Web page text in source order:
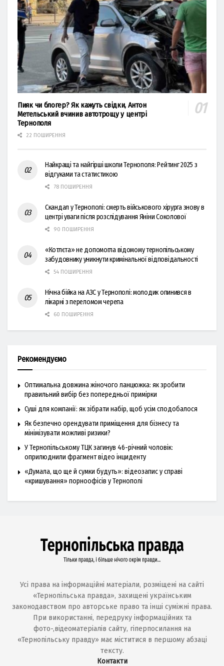
Пияк чи блогер? Як кажуть свідки, Антон
Метельський вчинив автотрощу у центрі
Тернополя
22 ПОШИРЕННЯ
Найкращі та найгірші школи Тернополя: Рейтинг 2025 з
відгуками та статистикою
78 ПОШИРЕННЯ
Скандал у Тернополі: смерть військового хірурга знову в
центрі уваги після розслідування Яніни Соколової
90 ПОШИРЕННЯ
«Котлєта» не допомогла відомому тернопільському
забудовнику уникнути кримінальної відповідальності
54 ПОШИРЕННЯ
Нічна бійка на АЗС у Тернополі: молодик опинився в
лікарні з переломом черепа
60 ПОШИРЕННЯ
Рекомендуємо
Оптимальна довжина жіночого ланцюжка: як зробити
правильний вибір без попередньої примірки
Суші для компанії: як зібрати набір, щоб усім сподобалося
Як безпечно орендувати приміщення для бізнесу та
мінімізувати можливі ризики?
У Тернопільському ТЦК загинув 46-річний чоловік:
оприлюднили фрагмент відео інциденту
«Думала, що ще й сумки будуть»: відеозапис у справі
«кришування» порноофісів у Тернополі
Усі права на інформаційні матеріали, розміщені на сайті
«Тернопільська правда», захищені українським
законодавством про авторське право та інші суміжні права.
При використанні, передруку інформаційних та
фото-,відеоматеріалів сайту, гіперпосилання на
«Тернопільську правду» має міститися в першому абзаці
тексту.
Контакти